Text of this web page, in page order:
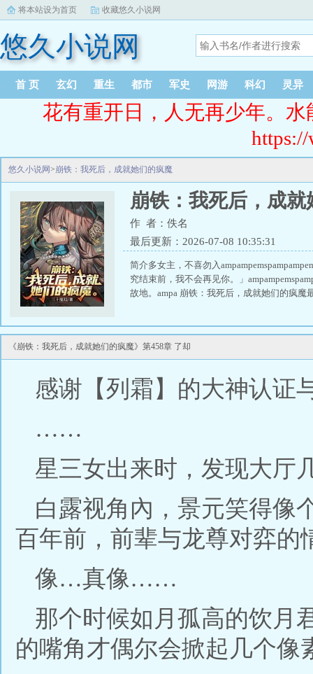
将本站设为首页 收藏悠久小说网
悠久小说网
首 页 玄幻 重生 都市 军史 网游 科幻 灵异
花有重开日，人无再少年。
悠久小说网>崩铁：我死后，成就她们的疯魔
崩铁：我死后，成就
作 者：佚名
最后更新：2026-07-08 10:35:31
简介多女主，不喜勿入
究结束前，我不会再见你。」
故地。ampa 崩铁：我死后，成就她们的疯
《崩铁：我死后，成就她们的疯魔》第458章 了却
感谢【列霜】的大神认证
……
星三女出来时，发现大厅
白露视角內，景元笑得像
百年前，前辈与龙尊对弈的
像…真像……
那个时候如月孤高的饮月
的嘴角才偶尔会掀起几个像